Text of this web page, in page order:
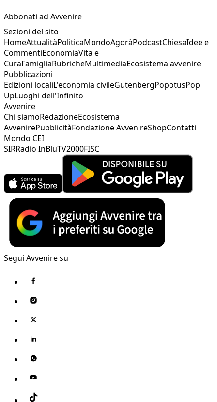
Abbonati ad Avvenire
Sezioni del sito
HomeAttualitàPoliticaMondoAgoràPodcastChiesaIdee e
CommentiEconomiaVita e
CuraFamigliaRubricheMultimediaEcosistema avvenire
Pubblicazioni
Edizioni localiL'economia civileGutenbergPopotusPop
UpLuoghi dell'Infinito
Avvenire
Chi siamoRedazioneEcosistema
AvvenirePubblicitàFondazione AvvenireShopContatti
Mondo CEI
SIRRadio InBluTV2000FISC
Segui Avvenire su